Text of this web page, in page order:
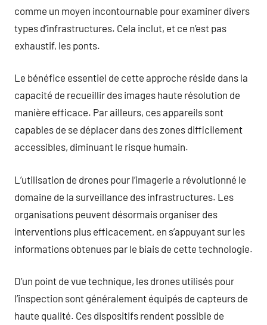
comme un moyen incontournable pour examiner divers
types d’infrastructures. Cela inclut, et ce n’est pas
exhaustif, les ponts.
Le bénéfice essentiel de cette approche réside dans la
capacité de recueillir des images haute résolution de
manière efficace. Par ailleurs, ces appareils sont
capables de se déplacer dans des zones difficilement
accessibles, diminuant le risque humain.
L’utilisation de drones pour l’imagerie a révolutionné le
domaine de la surveillance des infrastructures. Les
organisations peuvent désormais organiser des
interventions plus efficacement, en s’appuyant sur les
informations obtenues par le biais de cette technologie.
D’un point de vue technique, les drones utilisés pour
l’inspection sont généralement équipés de capteurs de
haute qualité. Ces dispositifs rendent possible de